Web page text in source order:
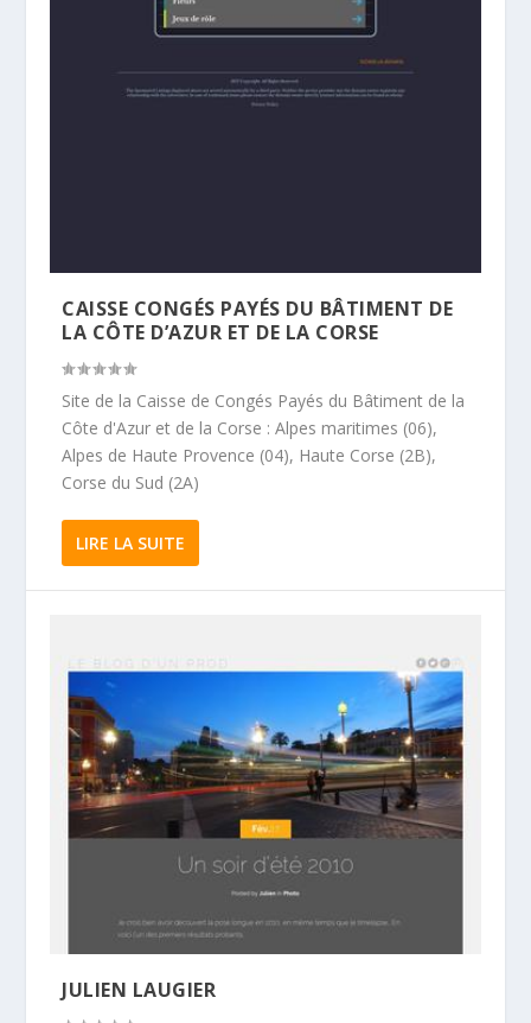
CAISSE CONGÉS PAYÉS DU BÂTIMENT DE
LA CÔTE D’AZUR ET DE LA CORSE
Site de la Caisse de Congés Payés du Bâtiment de la
Côte d'Azur et de la Corse : Alpes maritimes (06),
Alpes de Haute Provence (04), Haute Corse (2B),
Corse du Sud (2A)
LIRE LA SUITE
JULIEN LAUGIER